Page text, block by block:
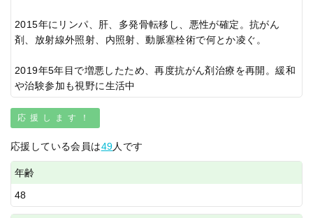
2015年にリンパ、肝、多発骨転移し、悪性が確定。抗がん
剤、放射線外照射、内照射、動脈塞栓術で何とか凌ぐ。
2019年5年目で増悪したため、再度抗がん剤治療を再開。緩和
や治験参加も視野に生活中
応援します！
応援している会員は49人です
年齢
48